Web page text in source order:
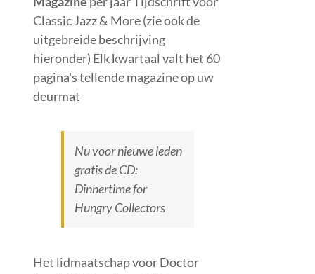
Classic Jazz & More (zie ook de
uitgebreide beschrijving
hieronder) Elk kwartaal valt het 60
pagina's tellende magazine op uw
deurmat
Nu voor nieuwe leden
gratis de CD:
Dinnertime for
Hungry Collectors
Het lidmaatschap voor Doctor